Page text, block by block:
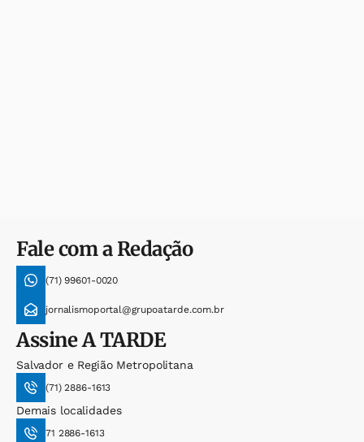
Fale com a Redação
(71) 99601-0020
jornalismoportal@grupoatarde.com.br
AssineA TARDE
Salvador e Região Metropolitana
(71) 2886-1613
Demais localidades
71 2886-1613